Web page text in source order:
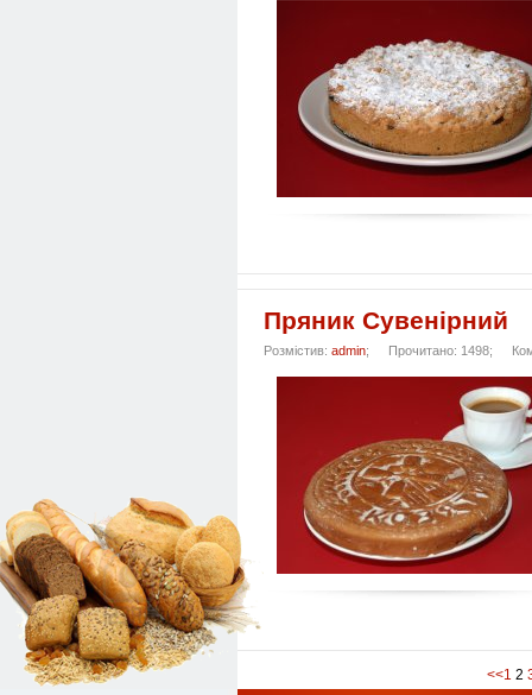
Пряник Сувенірний
Розмістив: admin; Прочитано: 1498;
<<1 2